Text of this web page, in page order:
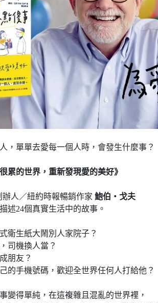
，單單去愛每一個人時，會發生什麼事？
累的世界，重新發現愛的美好》
辦人／紐約時報暢銷作家 鮑伯・戈夫
述24個真實生活中的故事。
衛生紙大鬧別人家院子？
司機換人當？
朋友？
的手機號碼，歡迎全世界任何人打給他？
變得單純，在這複雜且混亂的世界裡，